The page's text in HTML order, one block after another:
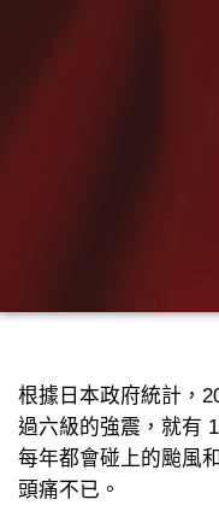
根據日本政府統計，
過六級的強震，就有
每年都會碰上的颱風
頭痛不已。